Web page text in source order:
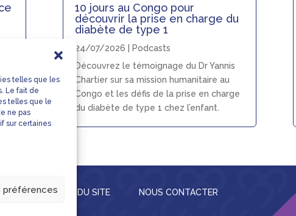
telles que les
Le fait de
telles que le
ne pas
sur certaines
préférences
10 jours au Congo pour
découvrir la prise en charge du
diabète de type 1
24/07/2026
Podcasts
Découvrez le témoignage du Dr Yannis
Chartier sur sa mission humanitaire au
Congo et les défis de la prise en charge
du diabète de type 1 chez l’enfant.
PLAN DU SITE NOUS CONTACTER